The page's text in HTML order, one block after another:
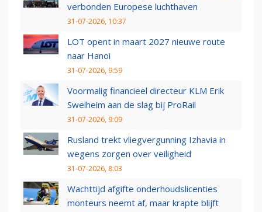
verbonden Europese luchthaven
31-07-2026, 10:37
LOT opent in maart 2027 nieuwe route
naar Hanoi
31-07-2026, 9:59
Voormalig financieel directeur KLM Erik
Swelheim aan de slag bij ProRail
31-07-2026, 9:09
Rusland trekt vliegvergunning Izhavia in
wegens zorgen over veiligheid
31-07-2026, 8:03
Wachttijd afgifte onderhoudslicenties
monteurs neemt af, maar krapte blijft